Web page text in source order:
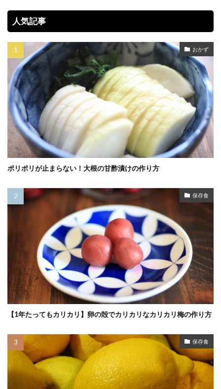
人気記事
おかず
ポリポリが止まらない！大根の甘酢漬けの作り方
保存食
【1年たってもカリカリ】卵の殻でカリカリなカリカリ梅の作り方
保存食